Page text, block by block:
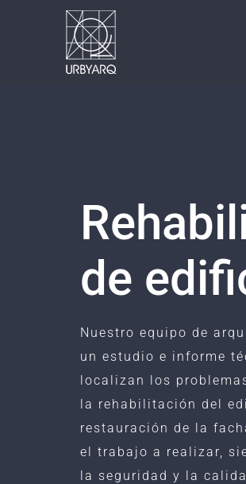
de
Nuestro equipo de
un estudio e informe
localizan los
la rehabilitación del
restauración de la
el trabajo a realizar,
la seguridad y la